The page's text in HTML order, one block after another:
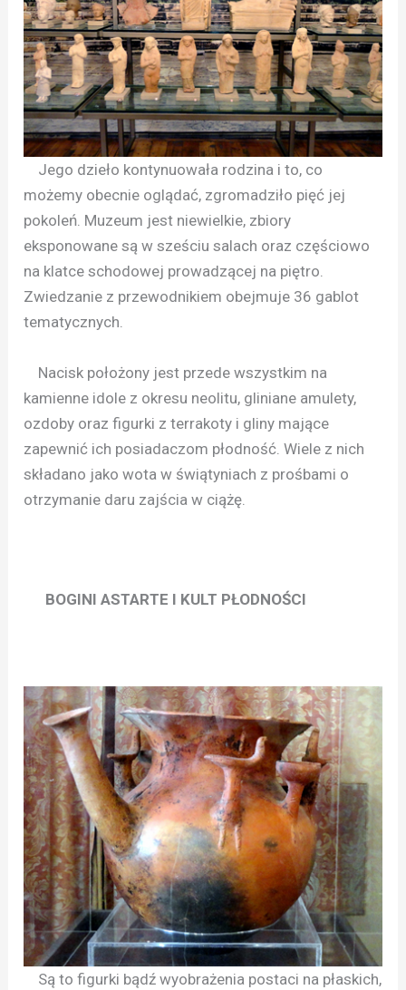
Jego dzieło kontynuowała rodzina i to, co
możemy obecnie oglądać, zgromadziło pięć jej
pokoleń. Muzeum jest niewielkie, zbiory
eksponowane są w sześciu salach oraz częściowo
na klatce schodowej prowadzącej na piętro.
Zwiedzanie z przewodnikiem obejmuje 36 gablot
tematycznych.
Nacisk położony jest przede wszystkim na
kamienne idole z okresu neolitu, gliniane amulety,
ozdoby oraz figurki z terrakoty i gliny mające
zapewnić ich posiadaczom płodność. Wiele z nich
składano jako wota w świątyniach z prośbami o
otrzymanie daru zajścia w ciążę.
BOGINI ASTARTE I KULT PŁODNOŚCI
Są to figurki bądź wyobrażenia postaci na płaskich,